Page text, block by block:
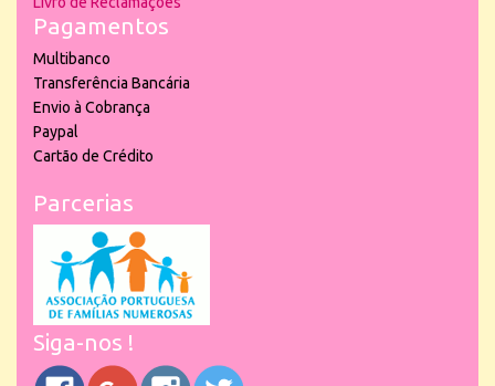
Pagamentos
Multibanco
Transferência Bancária
Envio à Cobrança
Paypal
Cartão de Crédito
Parcerias
Siga-nos !